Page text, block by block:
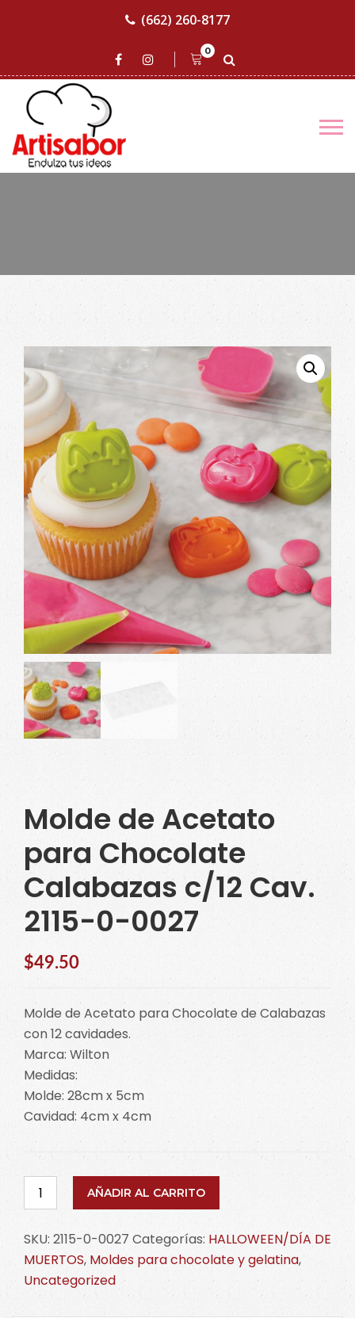
(662) 260-8177
0
Molde de Acetato
para Chocolate
Calabazas c/12 Cav.
2115-0-0027
$49.50
Molde de Acetato para Chocolate de Calabazas
con 12 cavidades.
Marca: Wilton
Medidas:
Molde: 28cm x 5cm
Cavidad: 4cm x 4cm
Molde
de
para
Chocolate
Calabazas
AÑADIR AL CARRITO
SKU: 2115-0-0027 Categorías: HALLOWEEN/DÍA DE
MUERTOS, Moldes para chocolate y gelatina,
Uncategorized